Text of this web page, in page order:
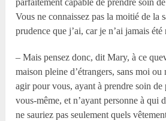
parfaitement capable de prendre soin
Vous ne connaissez pas la moitié de la
prudence que j’ai, car je n’ai jamais été
– Mais pensez donc, dit Mary, à ce
maison pleine d’étrangers, sans moi
agir pour vous, ayant à prendre soin de
vous-même, et n’ayant personne à qui
ne sauriez pas seulement quels